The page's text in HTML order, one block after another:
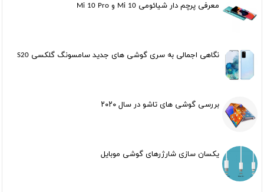
معرفی پرچم دار شیائومی Mi 10 و Mi 10 Pro
نگاهی اجمالی به سری گوشی های جدید سامسونگ گلکسی S20
بررسی گوشی های تاشو در سال ۲۰۲۰
یکسان سازی شارژرهای گوشی موبایل